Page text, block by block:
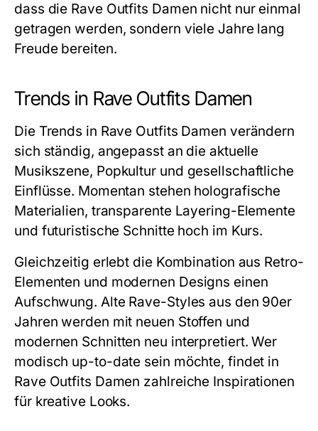
dass die Rave Outfits Damen nicht nur einmal
getragen werden, sondern viele Jahre lang
Freude bereiten.
Trends in Rave Outfits Damen
Die Trends in Rave Outfits Damen verändern
sich ständig, angepasst an die aktuelle
Musikszene, Popkultur und gesellschaftliche
Einflüsse. Momentan stehen holografische
Materialien, transparente Layering-Elemente
und futuristische Schnitte hoch im Kurs.
Gleichzeitig erlebt die Kombination aus Retro-
Elementen und modernen Designs einen
Aufschwung. Alte Rave-Styles aus den 90er
Jahren werden mit neuen Stoffen und
modernen Schnitten neu interpretiert. Wer
modisch up-to-date sein möchte, findet in
Rave Outfits Damen zahlreiche Inspirationen
für kreative Looks.